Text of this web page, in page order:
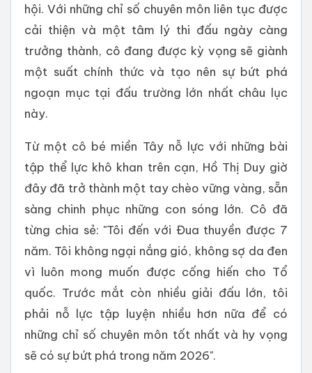
hội. Với những chỉ số chuyên môn liên tục được
cải thiện và một tâm lý thi đấu ngày càng
trưởng thành, cô đang được kỳ vọng sẽ giành
một suất chính thức và tạo nên sự bứt phá
ngoạn mục tại đấu trường lớn nhất châu lục
này.
Từ một cô bé miền Tây nỗ lực với những bài
tập thể lực khô khan trên cạn, Hồ Thị Duy giờ
đây đã trở thành một tay chèo vững vàng, sẵn
sàng chinh phục những con sóng lớn. Cô đã
từng chia sẻ: "Tôi đến với Đua thuyền được 7
năm. Tôi không ngại nắng gió, không sợ da đen
vì luôn mong muốn được cống hiến cho Tổ
quốc. Trước mắt còn nhiều giải đấu lớn, tôi
phải nỗ lực tập luyện nhiều hơn nữa để có
những chỉ số chuyên môn tốt nhất và hy vọng
sẽ có sự bứt phá trong năm 2026".